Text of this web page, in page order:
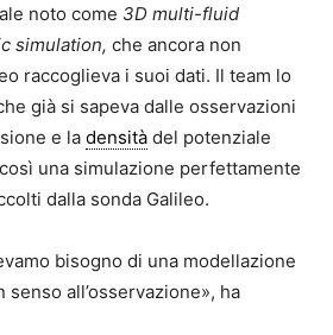
noto come 3D multi-fluid
simulation, che ancora non
raccoglieva i suoi dati. Il team lo
già si sapeva dalle osservazioni
e la densità del potenziale
una simulazione perfettamente
dalla sonda Galileo.
bisogno di una modellazione
all’osservazione», ha